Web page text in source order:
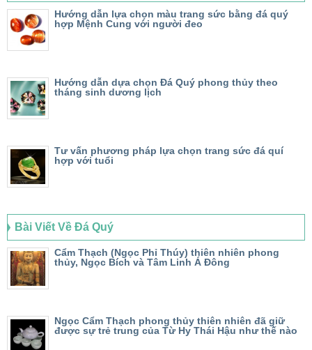
Hướng dẫn lựa chọn màu trang sức bằng đá quý
hợp Mệnh Cung với người đeo
Hướng dẫn dựa chọn Đá Quý phong thủy theo
tháng sinh dương lịch
Tư vấn phương pháp lựa chọn trang sức đá quí
hợp với tuổi
Bài Viết Về Đá Quý
Cẩm Thạch (Ngọc Phỉ Thúy) thiên nhiên phong
thủy, Ngọc Bích và Tâm Linh Á Đông
Ngọc Cẩm Thạch phong thủy thiên nhiên đã giữ
được sự trẻ trung của Từ Hy Thái Hậu như thế nào